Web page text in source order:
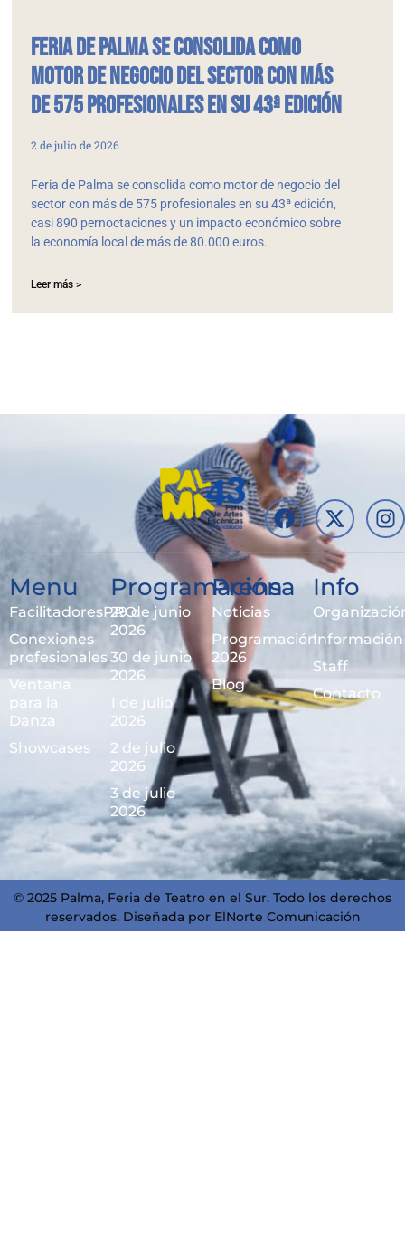
Feria de Palma se consolida como
motor de negocio del sector con más
de 575 profesionales en su 43ª edición
2 de julio de 2026
Feria de Palma se consolida como motor de negocio del
sector con más de 575 profesionales en su 43ª edición,
casi 890 pernoctaciones y un impacto económico sobre
la economía local de más de 80.000 euros.
Leer más >
Menu
FacilitadoresPRO
Conexiones
profesionales
Ventana
para la
Danza
Showcases
Programación
29 de junio
2026
30 de junio
2026
1 de julio
2026
2 de julio
2026
3 de julio
2026
Prensa
Noticias
Programación
2026
Blog
Info
Información
Staff
Contacto
© 2025 Palma, Feria de Teatro en el Sur. Todo los derechos
reservados. Diseñada por ElNorte Comunicación